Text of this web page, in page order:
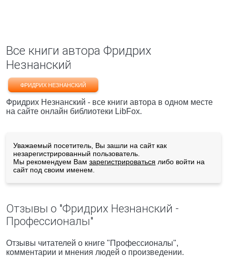
Все книги автора Фридрих
Незнанский
ФРИДРИХ НЕЗНАНСКИЙ
Фридрих Незнанский - все книги автора в одном месте
на сайте онлайн библиотеки LibFox.
Уважаемый посетитель, Вы зашли на сайт как
незарегистрированный пользователь.
Мы рекомендуем Вам зарегистрироваться либо войти на
сайт под своим именем.
Отзывы о "Фридрих Незнанский -
Профессионалы"
Отзывы читателей о книге "Профессионалы",
комментарии и мнения людей о произведении.